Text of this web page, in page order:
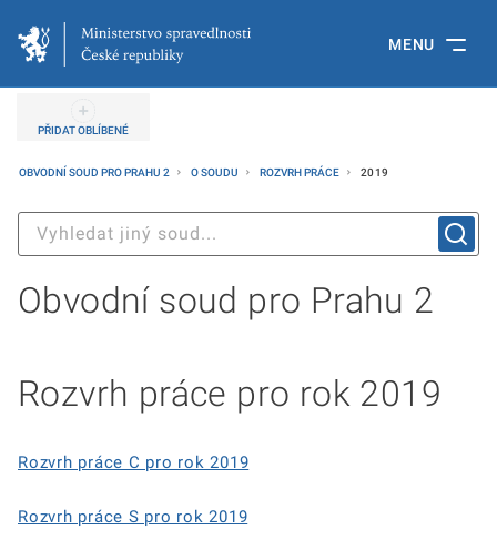
MENU
PŘIDAT OBLÍBENÉ
OBVODNÍ SOUD PRO PRAHU 2 O SOUDU ROZVRH PRÁCE 2019
Obvodní soud pro Prahu 2
Rozvrh práce pro rok 2019
Rozvrh práce C pro rok 2019
Rozvrh práce S pro rok 2019